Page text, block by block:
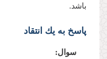
باشد.
پاسخ به یك انتقاد
سوال: